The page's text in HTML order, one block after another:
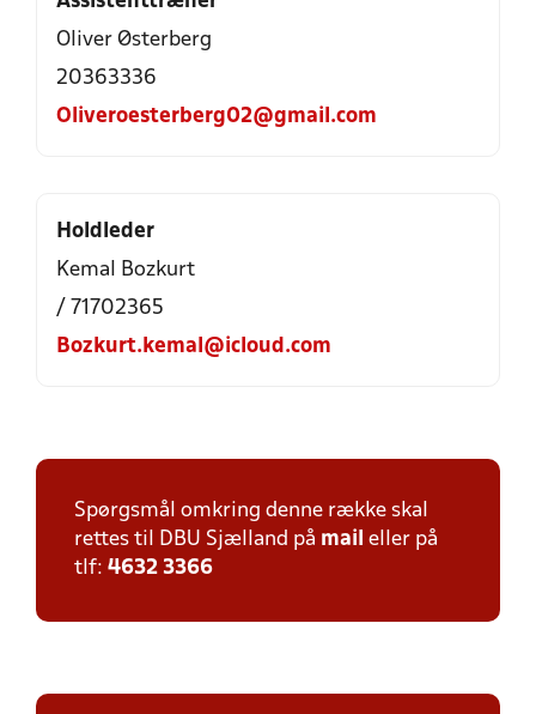
Oliver Østerberg
20363336
Oliveroesterberg02@gmail.com
Holdleder
Kemal Bozkurt
/ 71702365
Bozkurt.kemal@icloud.com
Spørgsmål omkring denne række skal
rettes til DBU Sjælland på mail eller på
tlf: 4632 3366